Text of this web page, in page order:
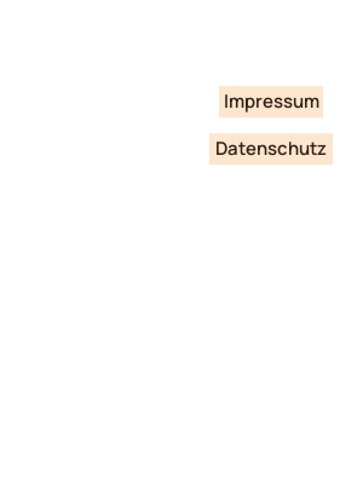
Impressum
Datenschutz